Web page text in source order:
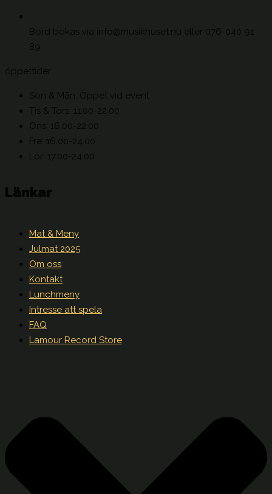
Bord bokas via info@musikhuset.nu eller 076-040 91
89
öppettider
Sön & Mån: Öppet vid event
Tis & Tors: 11.00-22.00
Ons: 16.00-22.00
Fre: 16.00-24.00
Lör: 17.00-24.00
Länkar
Mat & Meny
Julmat 2025
Om oss
Kontakt
Lunchmeny
Intresse att spela
FAQ
Lamour Record Store